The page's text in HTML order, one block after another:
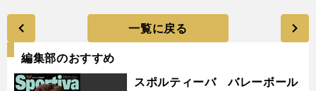
一覧に戻る
編集部のおすすめ
スポルティーバ バレーボール